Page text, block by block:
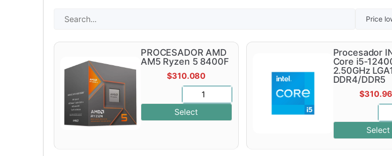
PROCESADOR AMD
AM5 Ryzen 5 8400F
$310.080
Select
Procesador
Core i5-
2.50GHz
DDR4/DDR5
$
Select